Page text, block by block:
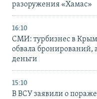
разоружения «Хамас»
16:10
СМИ: турбизнес в
обвала бронирований,
деньги
15:10
В ВСУ заявили о